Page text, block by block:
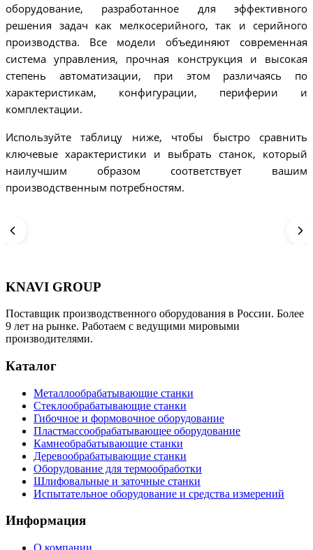
оборудование, разработанное для эффективного
решения задач как мелкосерийного, так и серийного
производства. Все модели объединяют современная
система управления, прочная конструкция и высокая
степень автоматизации, при этом различаясь по
характеристикам, конфигурации, периферии и
комплектации.
Используйте таблицу ниже, чтобы быстро сравнить
ключевые характеристики и выбрать станок, который
наилучшим образом соответствует вашим
производственным потребностям.
KNAVI GROUP
Поставщик производственного оборудования в России. Более
9 лет на рынке. Работаем с ведущими мировыми
производителями.
Каталог
Металлообрабатывающие станки
Стеклообрабатывающие станки
Гибочное и формовочное оборудование
Пластмассообрабатывающее оборудование
Камнеобрабатывающие станки
Деревообрабатывающие станки
Оборудование для термообработки
Шлифовальные и заточные станки
Испытательное оборудование и средства измерений
Информация
О компании